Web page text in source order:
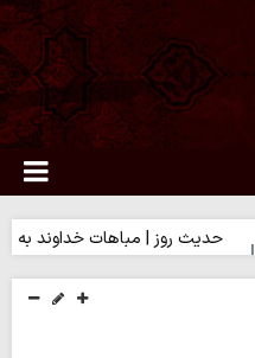
حدیث روز | مباهات خداوند به زائر